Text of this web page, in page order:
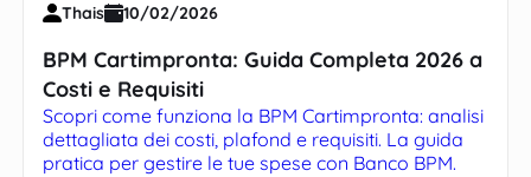
Thais 10/02/2026
BPM Cartimpronta: Guida Completa 2026 a
Costi e Requisiti
Scopri come funziona la BPM Cartimpronta: analisi
dettagliata dei costi, plafond e requisiti. La guida
pratica per gestire le tue spese con Banco BPM.